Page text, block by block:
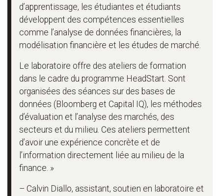
d’apprentissage, les étudiantes et étudiants
développent des compétences essentielles
comme l’analyse de données financières, la
modélisation financière et les études de marché.
Le laboratoire offre des ateliers de formation
dans le cadre du programme HeadStart. Sont
organisées des séances sur des bases de
données (Bloomberg et Capital IQ), les méthodes
d’évaluation et l’analyse des marchés, des
secteurs et du milieu. Ces ateliers permettent
d’avoir une expérience concrète et de
l’information directement liée au milieu de la
finance. »
– Calvin Diallo, assistant, soutien en laboratoire et